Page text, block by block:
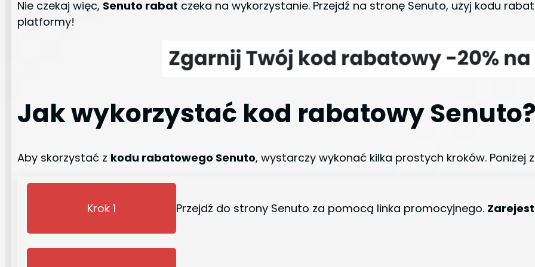
Nie czekaj więc, Senuto rabat czeka na wykorzystanie. Przejdź na stronę Senuto, użyj kodu
platformy!
Jak wykorzystać kod rabatowy
Aby skorzystać z kodu rabatowego Senuto, wystarczy wykonać kilka prostych kroków. Poniżej
Krok 1 Przejdź do strony Senuto za pomocą linka promocyjnego.